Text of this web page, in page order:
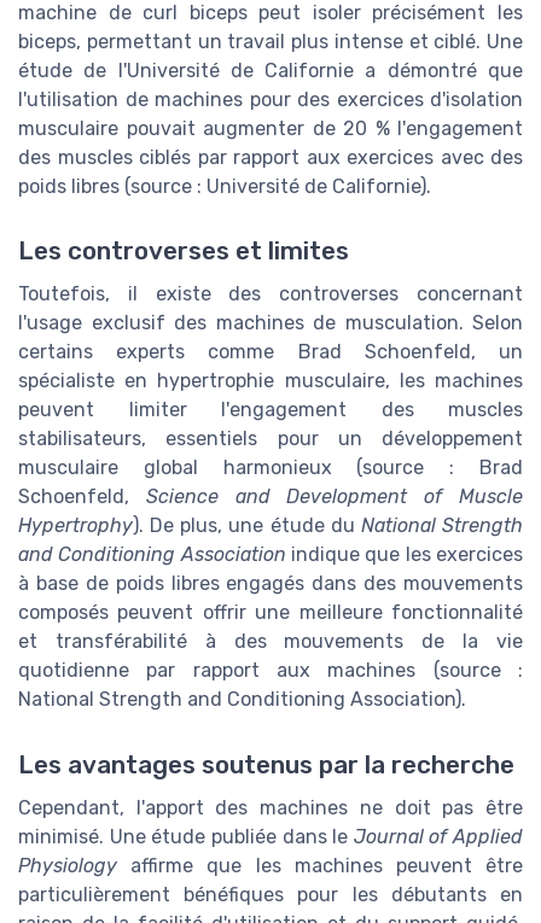
machine de curl biceps peut isoler précisément les
biceps, permettant un travail plus intense et ciblé. Une
étude de l'Université de Californie a démontré que
l'utilisation de machines pour des exercices d'isolation
musculaire pouvait augmenter de 20 % l'engagement
des muscles ciblés par rapport aux exercices avec des
poids libres (source : Université de Californie).
Les controverses et limites
Toutefois, il existe des controverses concernant
l'usage exclusif des machines de musculation. Selon
certains experts comme Brad Schoenfeld, un
spécialiste en hypertrophie musculaire, les machines
peuvent limiter l'engagement des muscles
stabilisateurs, essentiels pour un développement
musculaire global harmonieux (source : Brad
Schoenfeld, Science and Development of Muscle
Hypertrophy). De plus, une étude du National Strength
and Conditioning Association indique que les exercices
à base de poids libres engagés dans des mouvements
composés peuvent offrir une meilleure fonctionnalité
et transférabilité à des mouvements de la vie
quotidienne par rapport aux machines (source :
National Strength and Conditioning Association).
Les avantages soutenus par la recherche
Cependant, l'apport des machines ne doit pas être
minimisé. Une étude publiée dans le Journal of Applied
Physiology affirme que les machines peuvent être
particulièrement bénéfiques pour les débutants en